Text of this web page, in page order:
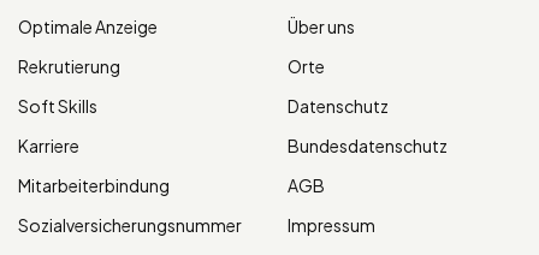
Optimale Anzeige
Rekrutierung
Soft Skills
Karriere
Mitarbeiterbindung
Sozialversicherungsnummer
Über uns
Orte
Datenschutz
Bundesdatenschutz
AGB
Impressum